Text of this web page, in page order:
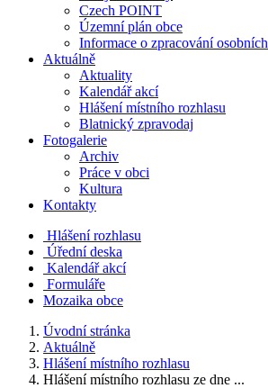
Czech POINT
Územní plán obce
Informace o zpracování
Aktuálně
Aktuality
Kalendář akcí
Hlášení místního rozhlasu
Blatnický zpravodaj
Fotogalerie
Archiv
Práce v obci
Kultura
Kontakty
Hlášení rozhlasu
Úřední deska
Kalendář akcí
Formuláře
Mozaika obce
Úvodní stránka
Aktuálně
Hlášení místního rozhlasu
Hlášení místního rozhlasu ze dne ...